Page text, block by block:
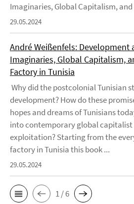
Imaginaries, Global Capitalism, and
29.05.2024
André Weißenfels: Development
Imaginaries, Global Capitalism,
Factory in Tunisia
Why did the postcolonial Tunisian
development? How do these
hopes and dreams of Tunisians
into contemporary global
exploitation? Starting from the
factory in Tunisia this book ...
29.05.2024
1 / 6